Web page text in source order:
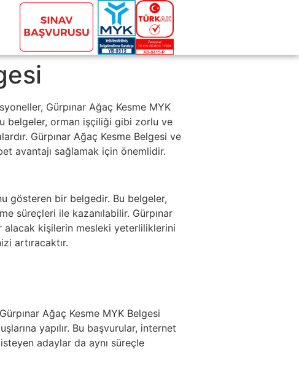
Gürpınar Ağaç Kesme MYK
belgeler, orman işçiliği gibi zorlu ve
Gürpınar Ağaç Kesme Belgesi ve
avantajı sağlamak için önemlidir.
gösteren bir belgedir. Bu belgeler,
süreçleri ile kazanılabilir. Gürpınar
kişilerin mesleki yeterliliklerini
artıracaktır.
Ağaç Kesme MYK Belgesi
yapılır. Bu başvurular, internet
adaylar da aynı süreçle